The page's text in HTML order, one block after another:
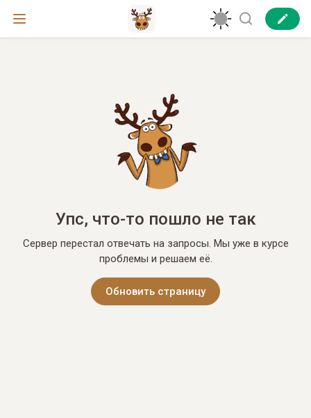
Упс, что-то пошло не так
Сервер перестал отвечать на запросы. Мы уже в курсе
проблемы и решаем её.
Обновить страницу